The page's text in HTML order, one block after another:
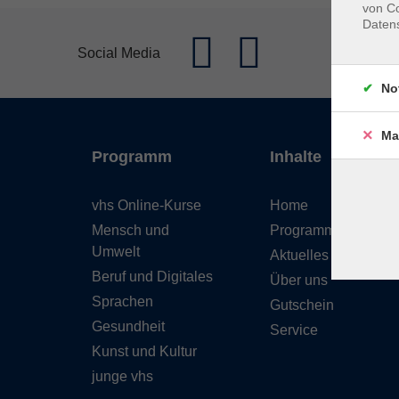
Social Media
Programm
vhs Online-Kurse
Mensch und
Umwelt
Beruf und Digitales
Sprachen
Gesundheit
Kunst und Kultur
junge vhs
Inhalte
Home
Programmheft
Aktuelles
Über uns
Gutschein
Service
von